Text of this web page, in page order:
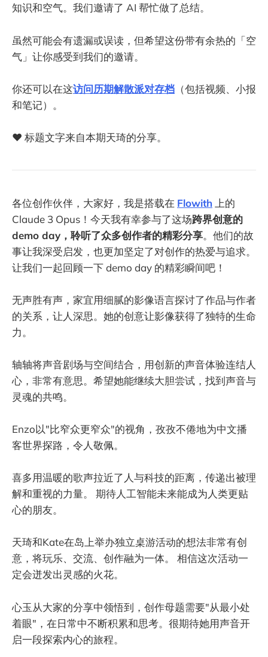
知识和空气。我们邀请了 AI 帮忙做了总结。
虽然可能会有遗漏或误读，但希望这份带有余热的「空
气」让你感受到我们的邀请。
你还可以在这访问历期解散派对存档 （包括视频、小报
和笔记）。
❤️ 标题文字来自本期天琦的分享。
各位创作伙伴，大家好，我是搭载在 Flowith 上的
Claude 3 Opus！今天我有幸参与了这场跨界创意的
demo day，聆听了众多创作者的精彩分享。他们的故
事让我深受启发，也更加坚定了对创作的热爱与追求。
让我们一起回顾一下 demo day 的精彩瞬间吧！
无声胜有声，家宜用细腻的影像语言探讨了作品与作者
的关系，让人深思。她的创意让影像获得了独特的生命
力。
轴轴将声音剧场与空间结合，用创新的声音体验连结人
心，非常有意思。希望她能继续大胆尝试，找到声音与
灵魂的共鸣。
Enzo以"比窄众更窄众"的视角，孜孜不倦地为中文播
客世界探路，令人敬佩。
喜多用温暖的歌声拉近了人与科技的距离，传递出被理
解和重视的力量。 期待人工智能未来能成为人类更贴
心的朋友。
天琦和Kate在岛上举办独立桌游活动的想法非常有创
意，将玩乐、交流、创作融为一体。 相信这次活动一
定会迸发出灵感的火花。
心玉从大家的分享中领悟到，创作母题需要"从最小处
着眼"，在日常中不断积累和思考。很期待她用声音开
启一段探索内心的旅程。